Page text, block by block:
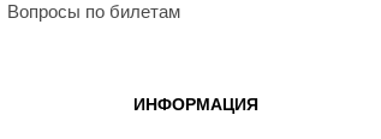
Вопросы по билетам
ИНФОРМАЦИЯ